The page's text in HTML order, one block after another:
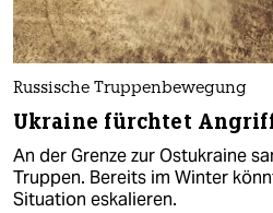
Russische Truppenbewegung
Ukraine fürchtet
An der Grenze zur Ostukraine
Truppen. Bereits im Winter
Situation eskalieren.